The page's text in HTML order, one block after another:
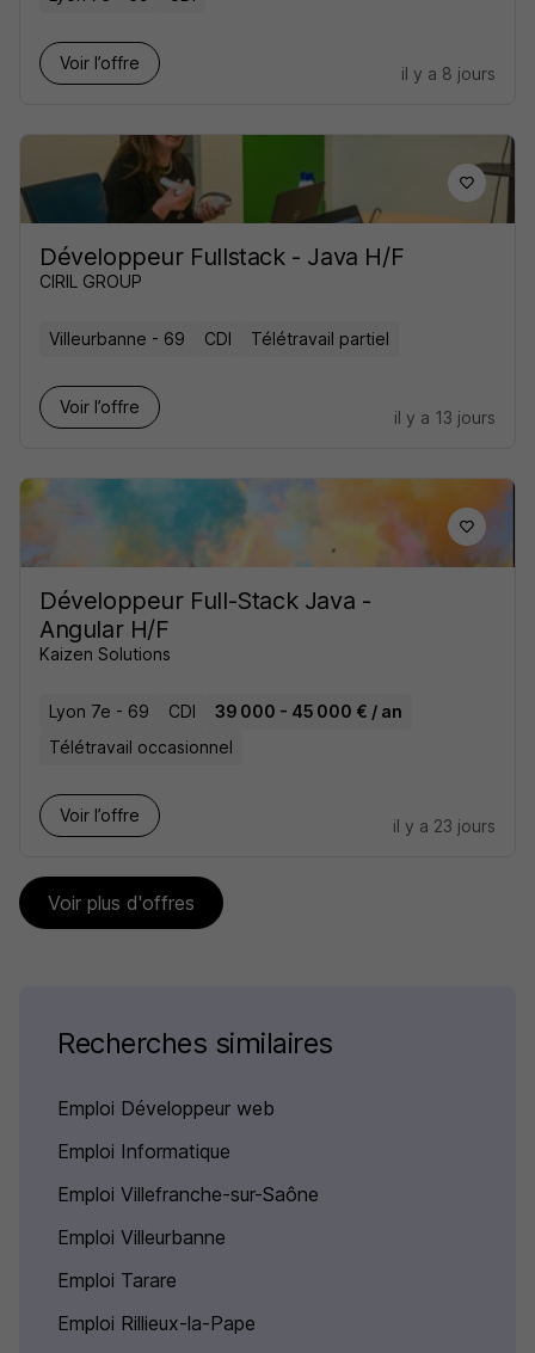
Voir l’offre
il y a 8 jours
Développeur Fullstack - Java H/F
CIRIL GROUP
Villeurbanne - 69 CDI Télétravail partiel
Voir l’offre
il y a 13 jours
Développeur Full-Stack Java -
Angular H/F
Kaizen Solutions
Lyon 7e - 69 CDI
39 000 - 45 000 € / an
Télétravail occasionnel
Voir l’offre
il y a 23 jours
Voir plus d'offres
Recherches similaires
Emploi Développeur web
Emploi Informatique
Emploi Villefranche-sur-Saône
Emploi Villeurbanne
Emploi Tarare
Emploi Rillieux-la-Pape